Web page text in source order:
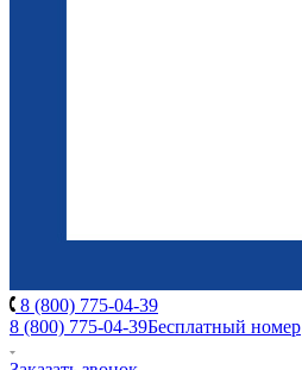
8 (800) 775-04-39
8 (800) 775-04-39Бесплатный номер